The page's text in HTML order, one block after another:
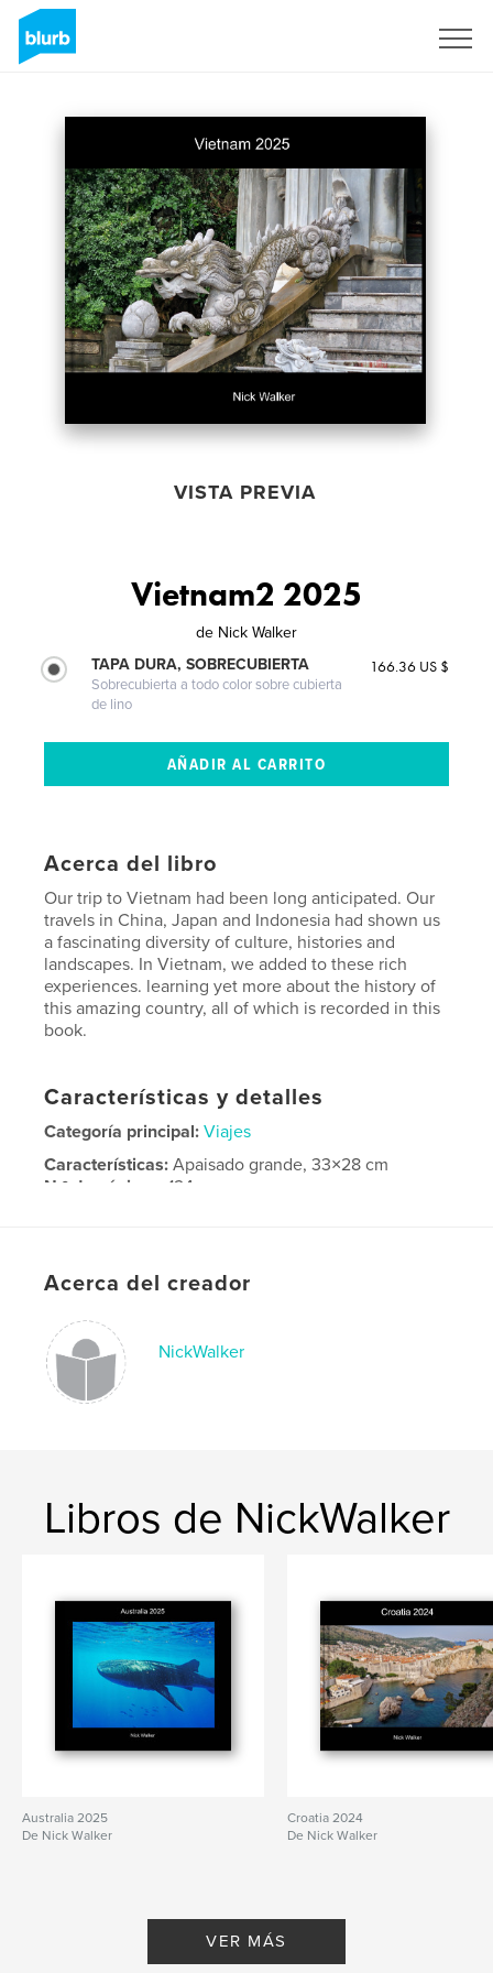
VISTA PREVIA
Vietnam2 2025
de Nick Walker
TAPA DURA, SOBRECUBIERTA
Sobrecubierta a todo color sobre cubierta
de lino
166.36 US $
Acerca del libro
Our trip to Vietnam had been long anticipated. Our
travels in China, Japan and Indonesia had shown us
a fascinating diversity of culture, histories and
landscapes. In Vietnam, we added to these rich
experiences. learning yet more about the history of
this amazing country, all of which is recorded in this
book.
Características y detalles
Categoría principal: Viajes
Características:Apaisado grande, 33×28 cm
N.º de páginas: 124
Acerca del creador
NickWalker
Libros de NickWalker
Australia 2025
De Nick Walker
Croatia 2024
De Nick Walker
VER MÁS